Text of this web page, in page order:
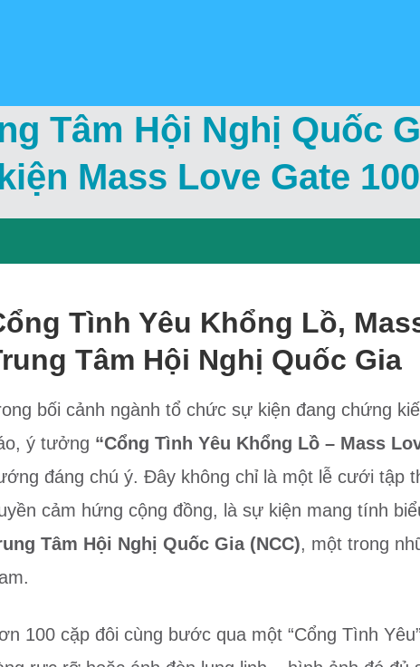
Tâm Hội Nghị Quốc
Mass Love Gate
Tình Yêu Khổng Lồ,
Tâm Hội Nghị Quốc Gia
bối cảnh ngành tổ chức sự kiện đang chứng
ý tưởng “Cổng Tình Yêu Khổng Lồ – Mass
đáng chú ý. Đây không chỉ là một lễ cưới tập
cảm hứng cộng đồng, là sự kiện mang tính
Tâm Hội Nghị Quốc Gia (NCC), một trong
100 cặp đôi cùng bước qua một “Cổng Tình